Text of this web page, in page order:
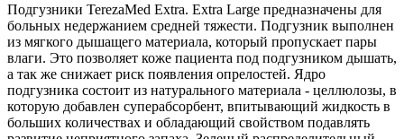
Подгузники TerezaMed Extra. Extra Large предназначены для
больных недержанием средней тяжести. Подгузник выполнен
из мягкого дышащего материала, который пропускает пары
влаги. Это позволяет коже пациента под подгузником дышать,
а так же снижает риск появления опрелостей. Ядро
подгузника состоит из натурального материала - целлюлозы, в
которую добавлен суперабсорбент, впитывающий жидкость в
больших количествах и обладающий свойством подавлять